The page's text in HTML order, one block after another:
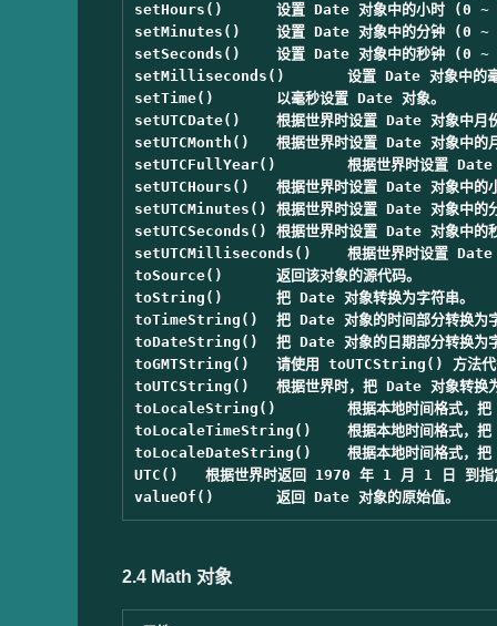
setHours()	设置 Date 对象中的小时 (0 ~ 23)。
setMinutes()	设置 Date 对象中的分钟 (0 ~ 59)。
setSeconds()	设置 Date 对象中的秒钟 (0 ~ 59)。
setMilliseconds()	设置 Date 对象中的毫秒 (0 ~ 999)。
setTime()	以毫秒设置 Date 对象。
setUTCDate()	根据世界时设置 Date 对象中月份的一天 (1 ~ 31)。
setUTCMonth()	根据世界时设置 Date 对象中的月份 (0 ~ 11)。
setUTCFullYear()	根据世界时设置 Date 对象中的年份（四位数字）。
setUTCHours()	根据世界时设置 Date 对象中的小时 (0 ~ 23)。
setUTCMinutes()	根据世界时设置 Date 对象中的分钟 (0 ~ 59)。
setUTCSeconds()	根据世界时设置 Date 对象中的秒钟 (0 ~ 59)。
setUTCMilliseconds()	根据世界时设置 Date 对象中的毫秒 (0 ~ 999)。
toSource()	返回该对象的源代码。
toString()	把 Date 对象转换为字符串。
toTimeString()	把 Date 对象的时间部分转换为字符串。
toDateString()	把 Date 对象的日期部分转换为字符串。
toGMTString()	请使用 toUTCString() 方法代替。
toUTCString()	根据世界时，把 Date 对象转换为字符串。
toLocaleString()	根据本地时间格式，把 Date 对象转换为字符串。
toLocaleTimeString()	根据本地时间格式，把 Date 对象的时间部分转换为字符串。
toLocaleDateString()	根据本地时间格式，把 Date 对象的日期部分转换为字符串。
UTC()	根据世界时返回 1970 年 1 月 1 日 到指定日期的毫秒数。
2.4 Math 对象